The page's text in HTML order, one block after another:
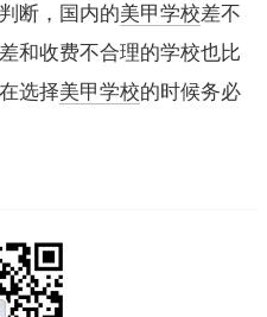
断，国内的美甲学校差不
和收费不合理的学校也比
选择美甲学校的时候务必